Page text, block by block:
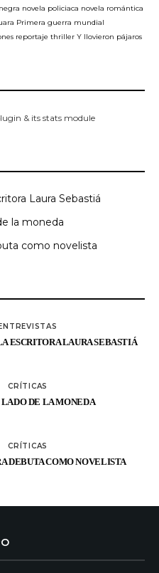
novela policiaca novela romántica
Primera guerra mundial
reportaje thriller Y llovieron pájaros
& its stats module
Laura Sebastiá
la moneda
como novelista
ENTREVISTAS
ESCRITORA LAURA SEBASTIÁ
CRÍTICAS
DE LA MONEDA
CRÍTICAS
DEBUTA COMO NOVELISTA